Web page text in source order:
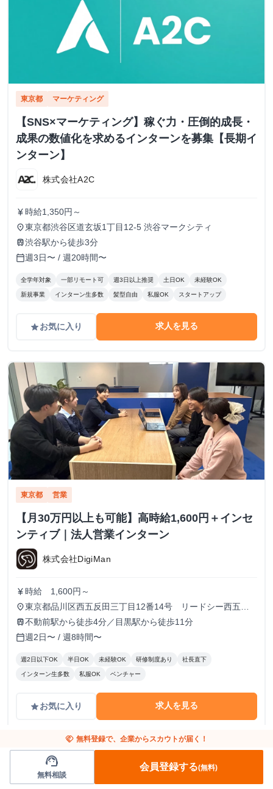
東京都 マーケティング
【SNS×マーケティング】稼ぐ力・圧倒的成長・
成果の数値化を求めるインターンを募集【長期イ
ンターン】
株式会社A2C
currency_yen 時給1,350円～
place東京都渋谷区道玄坂1丁目12-5 渋谷マークシティ
train渋谷駅から徒歩3分
calendar_today週3日〜 / 週20時間〜
全学年対象 一部リモート可 週3日以上推奨 土日OK 未経験OK
新規事業 インターン生多数 髪型自由 私服OK スタートアップ
gradeお気に入り 求人を見る
東京都 営業
【月30万円以上も可能】高時給1,600円＋インセ
ンティブ｜法人営業インターン
株式会社DigiMan
currency_yen 時給 1,600円～
place東京都品川区西五反田三丁目12番14号 リードシー西五反
田ビル7-8階（受付8階）
train不動前駅から徒歩4分／目黒駅から徒歩11分
calendar_today週2日〜 / 週8時間〜
週2日以下OK 半日OK 未経験OK 研修制度あり 社長直下
インターン生多数 私服OK ベンチャー
gradeお気に入り 求人を見る
handshake 無料登録で、企業からスカウトが届く！
support_agent
無料相談
会員登録する(無料)